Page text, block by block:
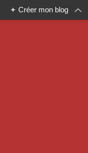
+ Créer mon blog